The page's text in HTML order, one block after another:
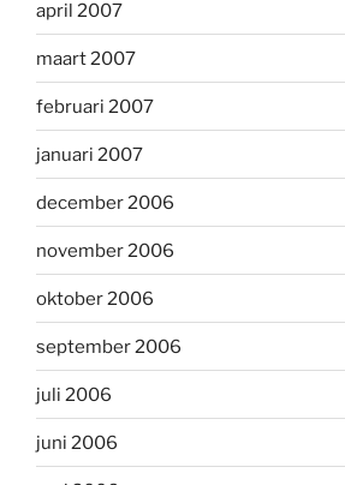
april 2007
maart 2007
februari 2007
januari 2007
december 2006
november 2006
oktober 2006
september 2006
juli 2006
juni 2006